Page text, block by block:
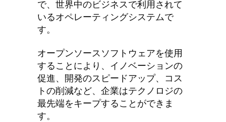
で、世界中のビジネスで利用されて
いるオペレーティングシステムで
す。
オープンソースソフトウェアを使用
することにより、イノベーションの
促進、開発のスピードアップ、コス
トの削減など、企業はテクノロジの
最先端をキープすることができま
す。